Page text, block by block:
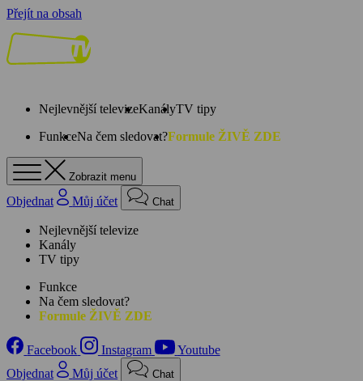
Přejít na obsah
Nejlevnější televizeKanályTV tipy
FunkceNa čem sledovat?Formule ŽIVĚ ZDE
Zobrazit menu
Objednat Můj účet Chat
Nejlevnější televize
Kanály
TV tipy
Funkce
Na čem sledovat?
Formule ŽIVĚ ZDE
Facebook Instagram
Youtube
Objednat
Můj účet Chat